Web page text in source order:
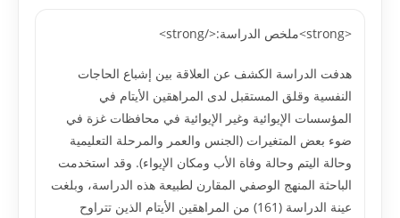
<strong>ملخص الدراسة:</strong>
هدفت الدراسة الكشف عن العلاقة بين إشباع الحاجات
النفسية وقلق المستقبل لدى المراهقين الأيتام في
المؤسسات الإيوائية وغير الإيوائية في محافظات غزة في
ضوء بعض المتغيرات (الجنس والعمر والمرحلة التعليمية
وحالة اليتم وحالة وفاة الأب ومكان الإيواء). وقد استخدمت
الباحثة المنهج الوصفي المقارن لطبيعة هذه الدراسة، وبلغت
عينة الدراسة (161) من المراهقين الأيتام الذين تتراوح